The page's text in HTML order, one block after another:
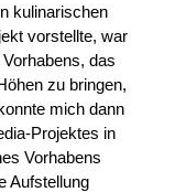
kulinarischen
vorstellte, war
das
zu bringen,
mich dann
Projektes in
Vorhabens
Aufstellung